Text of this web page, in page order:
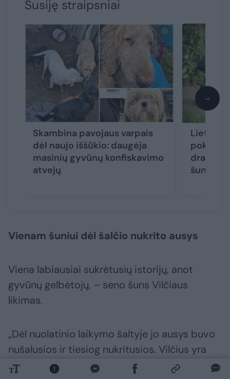
Susiję straipsniai
Skambina pavojaus varpais
dėl naujo iššūkio: daugėja
masinių gyvūnų konfiskavimo
atvejų
šunis
→
Vienam šuniui dėl šalčio nukrito ausys
Viena labiausiai sukrėtusių istorijų, anot
gyvūnų gelbėtojų, – seno šuns Vilčiaus
likimas.
„Dėl nuolatinio laikymo šaltyje jo ausys buvo
nušalusios ir tiesiog nukritusios. Vilčius yra
gyvas įrodymas, ką reiškia metų metus